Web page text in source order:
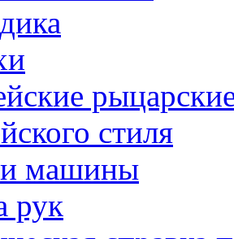
стиля
машины
рук